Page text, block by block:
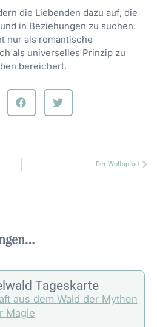
die Liebenden dazu auf, die
in Beziehungen zu suchen.
nur als romantische
als universelles Prinzip zu
bereichert.
Der Wolfspfad
Tageskarte
aus dem Wald der Mythen
Magie